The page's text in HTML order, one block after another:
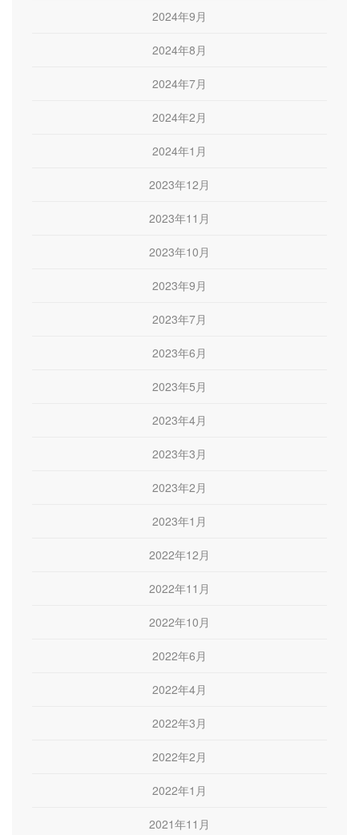
2024年9月
2024年8月
2024年7月
2024年2月
2024年1月
2023年12月
2023年11月
2023年10月
2023年9月
2023年7月
2023年6月
2023年5月
2023年4月
2023年3月
2023年2月
2023年1月
2022年12月
2022年11月
2022年10月
2022年6月
2022年4月
2022年3月
2022年2月
2022年1月
2021年11月